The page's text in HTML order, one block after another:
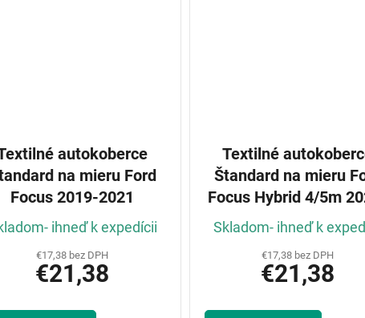
autokoberce
na mieru Ford
Focus 2019-2021
ihneď k expedícii
€17,38 bez DPH
€21,38
Textilné
Štandard na mieru
Focus Hybrid 4/5m
Skladom- ihneď k
€17,38 bez DPH
€21,38